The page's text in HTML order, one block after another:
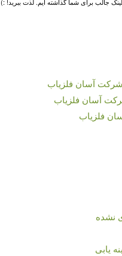
آسان فلزیاب
آسان فلزیاب
فلزیاب
نشده
یابی